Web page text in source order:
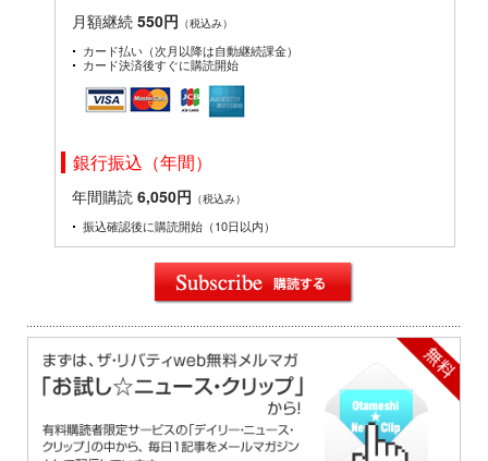
月額継続 550円 （税込み）
カード払い（次月以降は自動継続課金）
カード決済後すぐに購読開始
銀行振込（年間）
年間購読 6,050円 （税込み）
振込確認後に購読開始（10日以内）